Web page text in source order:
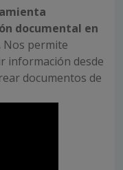
documental en
Nos permite
información desde
documentos de